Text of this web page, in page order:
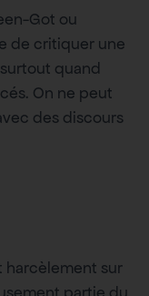
Got ou
de critiquer une
quand
On ne peut
des discours
harcèlement sur